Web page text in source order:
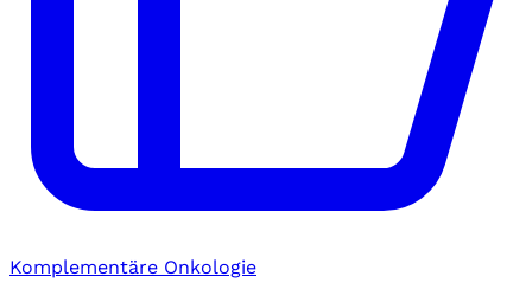
Komplementäre Onkologie